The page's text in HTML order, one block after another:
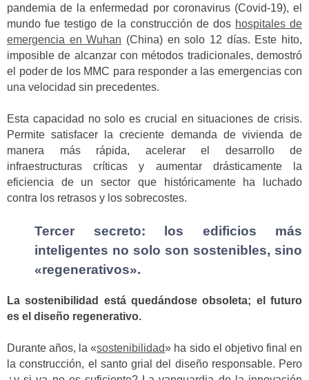
pandemia de la enfermedad por coronavirus (Covid-19), el
mundo fue testigo de la construcción de dos hospitales de
emergencia en Wuhan (China) en solo 12 días. Este hito,
imposible de alcanzar con métodos tradicionales, demostró
el poder de los MMC para responder a las emergencias con
una velocidad sin precedentes.
Esta capacidad no solo es crucial en situaciones de crisis.
Permite satisfacer la creciente demanda de vivienda de
manera más rápida, acelerar el desarrollo de
infraestructuras críticas y aumentar drásticamente la
eficiencia de un sector que históricamente ha luchado
contra los retrasos y los sobrecostes.
Tercer secreto: los edificios más
inteligentes no solo son sostenibles, sino
«regenerativos».
La sostenibilidad está quedándose obsoleta; el futuro
es el diseño regenerativo.
Durante años, la «sostenibilidad» ha sido el objetivo final en
la construcción, el santo grial del diseño responsable. Pero